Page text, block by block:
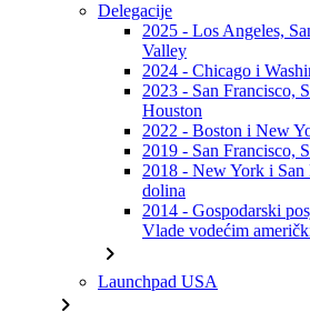
Delegacije
2025 - Los Angeles,
Valley
2024 - Chicago i
2023 - San Francisco,
Houston
2022 - Boston i New
2019 - San Francisco,
2018 - New York i San
dolina
2014 - Gospodarski
Vlade vodećim
chevron_right
Launchpad USA
chevron_right